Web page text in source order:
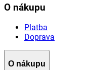
O nákupu
Platba
Doprava
O nákupu